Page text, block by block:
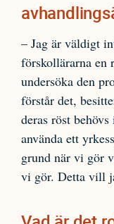
– Jag är väldigt
förskollärarna en
undersöka den
förstår det,
deras röst
använda ett
grund när vi gör
vi gör. Detta vill